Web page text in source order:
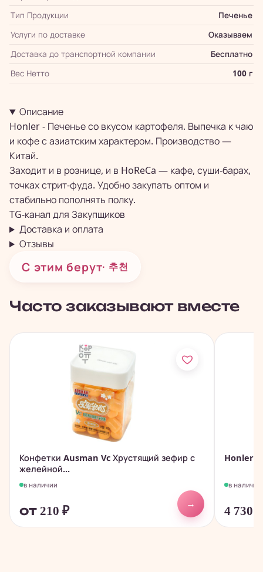
Тип Продукции
Печенье
Услуги по доставке
Оказываем
Доставка до транспортной компании
Бесплатно
Вес Нетто
100 г
Описание
Honler - Печенье со вкусом картофеля. Выпечка к чаю
и кофе с азиатским характером. Производство —
Китай.
Заходит и в рознице, и в HoReCa — кафе, суши-барах,
точках стрит-фуда. Удобно закупать оптом и
стабильно пополнять полку.
TG-канал для Закупщиков
Доставка и оплата
Отзывы
С этим берут· 추천
Часто заказывают вместе
Конфетки Ausman Vc Хрустящий зефир с
желейной...
в наличии
от 210 ₽
→
Honler -
в наличии
4 730